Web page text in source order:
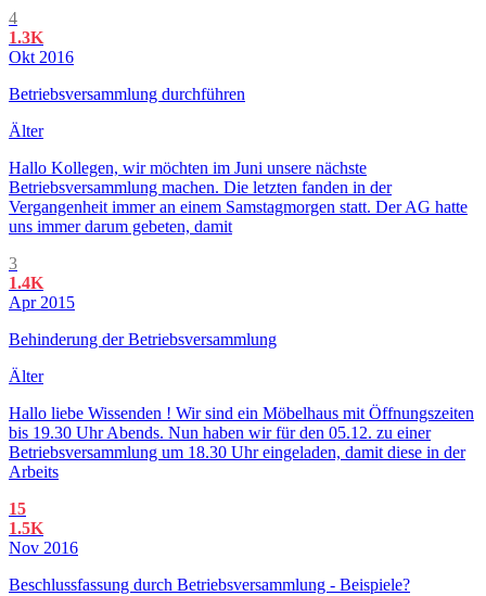
4
1.3K
Okt 2016
Betriebsversammlung durchführen
Älter
Hallo Kollegen, wir möchten im Juni unsere nächste
Betriebsversammlung machen. Die letzten fanden in der
Vergangenheit immer an einem Samstagmorgen statt. Der AG hatte
uns immer darum gebeten, damit
3
1.4K
Apr 2015
Behinderung der Betriebsversammlung
Älter
Hallo liebe Wissenden ! Wir sind ein Möbelhaus mit Öffnungszeiten
bis 19.30 Uhr Abends. Nun haben wir für den 05.12. zu einer
Betriebsversammlung um 18.30 Uhr eingeladen, damit diese in der
Arbeits
15
1.5K
Nov 2016
Beschlussfassung durch Betriebsversammlung - Beispiele?